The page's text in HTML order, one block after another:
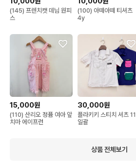
(145) 프렌치캣 데님 원피
스
(100) 아떼아떼 티셔츠
4y
15,000원
(110) 산리오 정퓸 여아 앞
치마 에이프런
30,000원
플라키키 스티치 셔츠
일괄
상품 전체보기